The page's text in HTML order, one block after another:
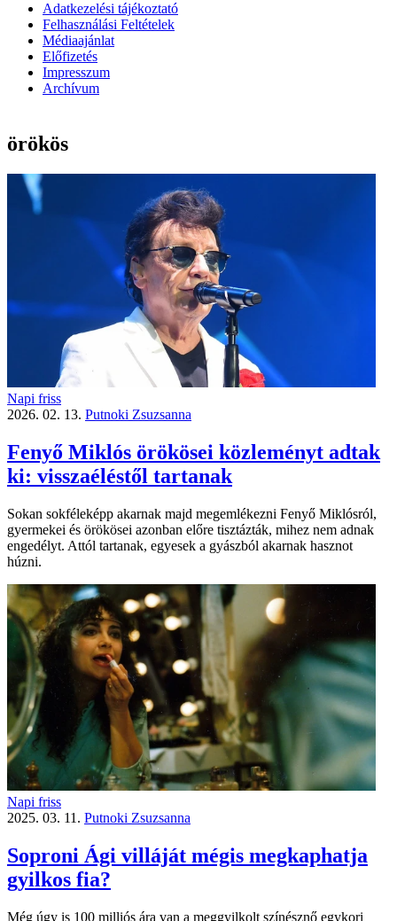
Adatkezelési tájékoztató
Felhasználási Feltételek
Médiaajánlat
Előfizetés
Impresszum
Archívum
örökös
Napi friss
2026. 02. 13. Putnoki Zsuzsanna
Fenyő Miklós örökösei közleményt adtak
ki: visszaéléstől tartanak
Sokan sokféleképp akarnak majd megemlékezni Fenyő Miklósról,
gyermekei és örökösei azonban előre tisztázták, mihez nem adnak
engedélyt. Attól tartanak, egyesek a gyászból akarnak hasznot
húzni.
Napi friss
2025. 03. 11. Putnoki Zsuzsanna
Soproni Ági villáját mégis megkaphatja
gyilkos fia?
Még úgy is 100 milliós ára van a meggyilkolt színésznő egykori